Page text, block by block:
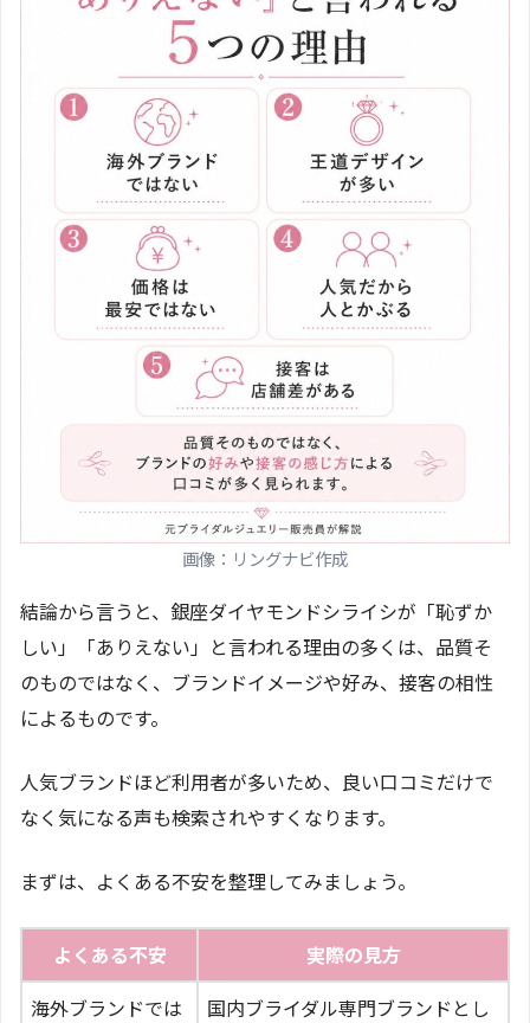
画像：リングナビ作成
結論から言うと、銀座ダイヤモンドシライシが「恥ずか
しい」「ありえない」と言われる理由の多くは、品質そ
のものではなく、ブランドイメージや好み、接客の相性
によるものです。
人気ブランドほど利用者が多いため、良い口コミだけで
なく気になる声も検索されやすくなります。
まずは、よくある不安を整理してみましょう。
よくある不安
実際の見方
海外ブランドでは
国内ブライダル専門ブランドとし